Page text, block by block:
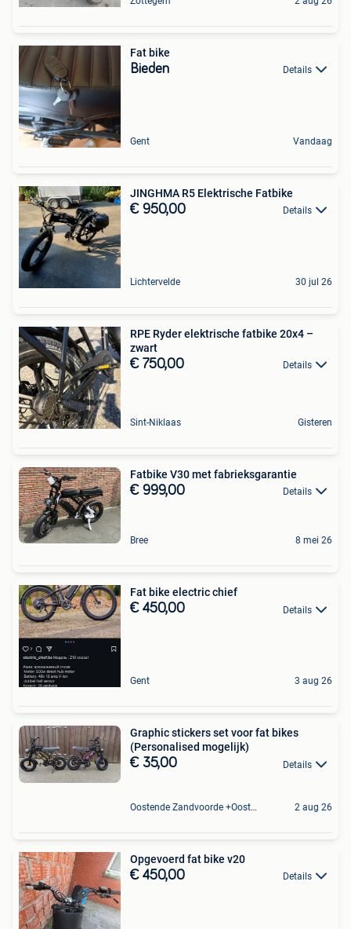
Fat bike
Bieden Details
Gent Vandaag
JINGHMA R5 Elektrische Fatbike
€ 950,00 Details
Lichtervelde 30 jul 26
RPE Ryder elektrische fatbike 20x4 –
zwart
€ 750,00 Details
Sint-Niklaas Gisteren
Fatbike V30 met fabrieksgarantie
€ 999,00 Details
Bree 8 mei 26
Fat bike electric chief
€ 450,00 Details
Gent 3 aug 26
Graphic stickers set voor fat bikes
(Personalised mogelijk)
€ 35,00 Details
Oostende Zandvoorde +Oostende 2 aug 26
Opgevoerd fat bike v20
€ 450,00 Details